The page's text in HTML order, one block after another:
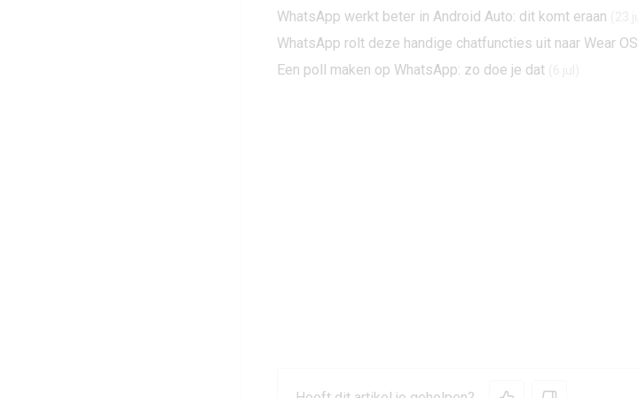
WhatsApp werkt beter in Android Auto: dit komt eraan
WhatsApp rolt deze handige chatfuncties uit naar Wear OS
Een poll maken op WhatsApp: zo doe je dat